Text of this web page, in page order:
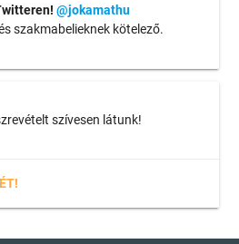
@jokamathu
szakmabelieknek kötelező.
szívesen látunk!